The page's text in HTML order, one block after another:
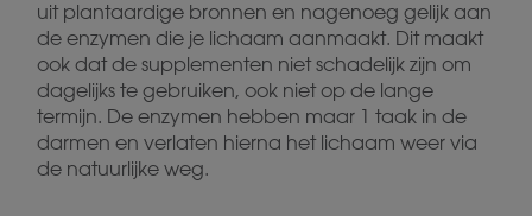
uit plantaardige bronnen en nagenoeg gelijk aan
de enzymen die je lichaam aanmaakt. Dit maakt
ook dat de supplementen niet schadelijk zijn om
dagelijks te gebruiken, ook niet op de lange
termijn. De enzymen hebben maar 1 taak in de
darmen en verlaten hierna het lichaam weer via
de natuurlijke weg.